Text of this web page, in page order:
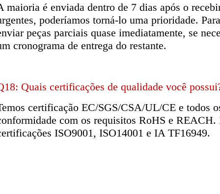
maioria é enviada dentro de 7 dias após o
poderíamos torná-lo uma prioridade.
peças parciais quase imediatamente, se
cronograma de entrega do restante.
Quais certificações de qualidade você
certificação EC/SGS/CSA/UL/CE e todos
com os requisitos RoHS e REACH.
ISO9001, ISO14001 e IA TF16949.